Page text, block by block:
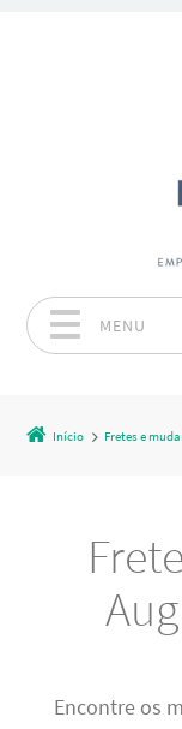
MENU
Início Fretes e
Encontre os